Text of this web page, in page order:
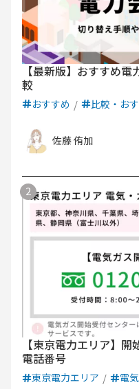
【最新版】おすすめ
較
おすすめ 比較・お
佐藤 侑加
【東京電力エリア】
電話番号
東京電力エリア 電